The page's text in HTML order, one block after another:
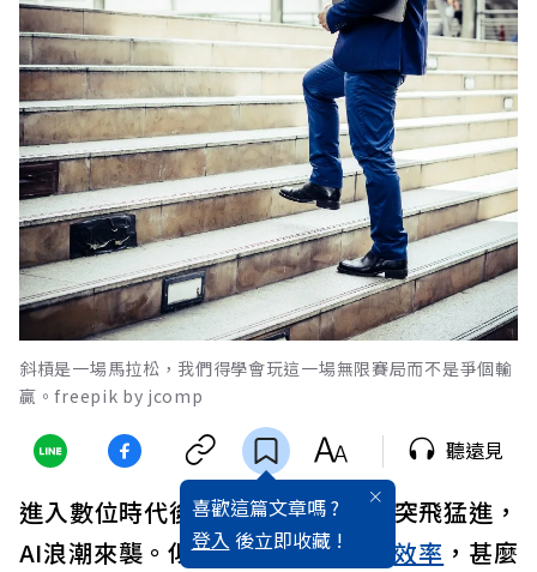
斜槓是一場馬拉松，我們得學會玩這一場無限賽局而不是爭個輸
贏。freepik by jcomp
喜歡這篇文章嗎 ?
登入 後立即收藏 !
聽遠見
進入數位時代後，尤其這幾年科技突飛猛進，
AI浪潮來襲。似乎，甚麼都要追求 效率 ，甚麼